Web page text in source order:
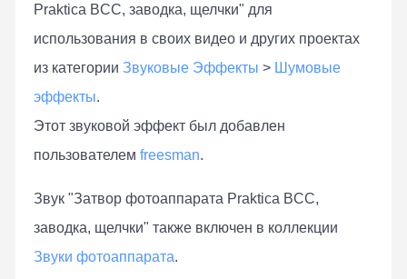
Praktica BCC, заводка, щелчки" для
использования в своих видео и других проектах
из категории Звуковые Эффекты > Шумовые
эффекты.
Этот звуковой эффект был добавлен
пользователем freesman.
Звук "Затвор фотоаппарата Praktica BCC,
заводка, щелчки" также включен в коллекции
Звуки фотоаппарата.